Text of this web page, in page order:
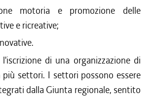
motoria e promozione delle
e ricreative;
l'iscrizione di una organizzazione di
settori. I settori possono essere
dalla Giunta regionale, sentito